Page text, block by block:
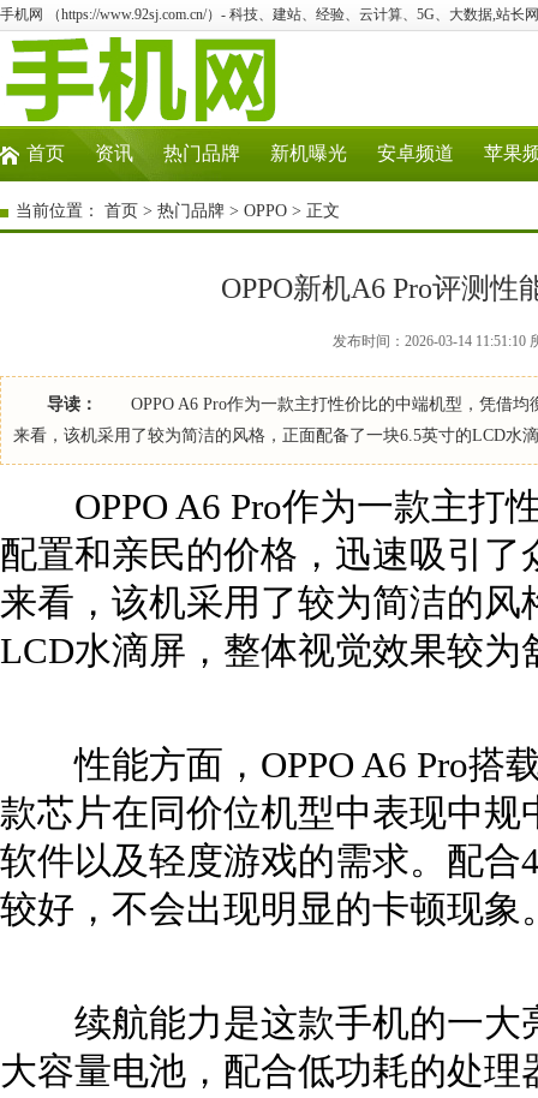
手机网 （https://www.92sj.com.cn/）- 科技、建站、经验、云计算、5G、大数据,站长
首页 资讯 热门品牌 新机曝光 安卓频道 苹果
当前位置： 首页 > 热门品牌 > OPPO > 正文
OPPO新机A6 Pro评测
发布时间：2026-03-14 11:51:10
导读：
OPPO A6 Pro作为一款主打性价比的中端机型，凭借均
来看，该机采用了较为简洁的风格，正面配备了一块6.5英寸的LCD水
OPPO A6 Pro作为一款主打
配置和亲民的价格，迅速吸引
来看，该机采用了较为简洁的
LCD水滴屏，整体视觉效果较为
性能方面，OPPO A6 Pro搭
款芯片在同价位机型中表现中
软件以及轻度游戏的需求。配
较好，不会出现明显的卡顿现象
续航能力是这款手机的一大
大容量电池，配合低功耗的处